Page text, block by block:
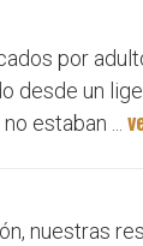
por
desde un
estaban ...
nuestras